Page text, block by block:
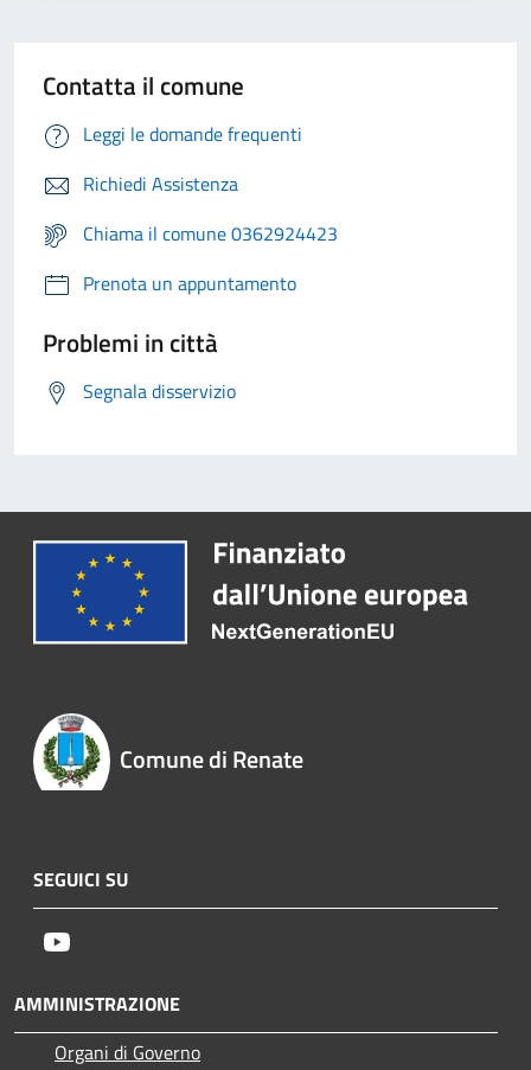
Contatta il comune
Leggi le domande frequenti
Richiedi Assistenza
Chiama il comune 0362924423
Prenota un appuntamento
Problemi in città
Segnala disservizio
Comune di Renate
SEGUICI SU
AMMINISTRAZIONE
Organi di Governo